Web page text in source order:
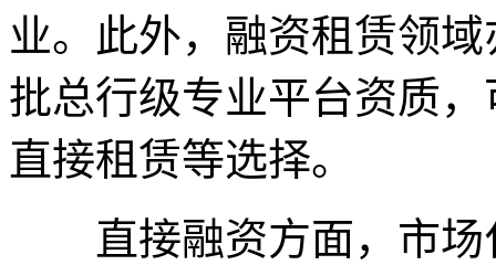
业。此外，融资租赁领
批总行级专业平台资质
直接租赁等选择。
直接融资方面，市场